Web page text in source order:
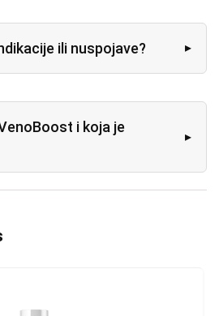
ili nuspojave?
i koja je